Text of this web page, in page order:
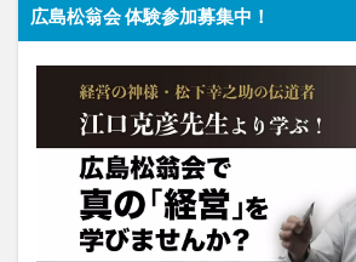
広島松翁会 体験参加募集中！